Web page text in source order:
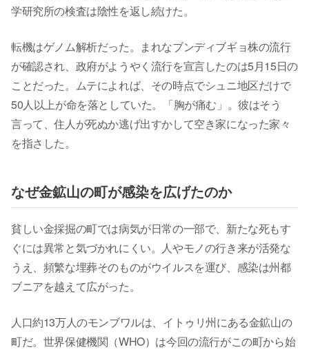
学研究所の検査は陰性を返し続けた。
転機はゲノム解析だった。まれなブンディブギョ株の流行
が確認され、政府がようやく流行を宣言したのは5月15日の
ことだった。ムテによれば、その時点でシュニ地区だけで
50人以上が命を落としていた。「胸が痛む」。彼はそう
言って、住人が死ぬか逃げ出すかして空き家になった家々
を指さした。
なぜ金鉱山の町が感染を広げたのか
貧しい金採掘の町では病気が日常の一部で、新たな死もす
ぐには異常と気づかれにくい。人やモノの行き来が活発な
うえ、頻繁な埋葬そのものがウイルスを運び、感染は州都
ブニアを越えて広がった。
人口約13万人のモンブワルは、イトゥリ州にある金鉱山の
町だ。世界保健機関（WHO）は今回の流行がこの町から始